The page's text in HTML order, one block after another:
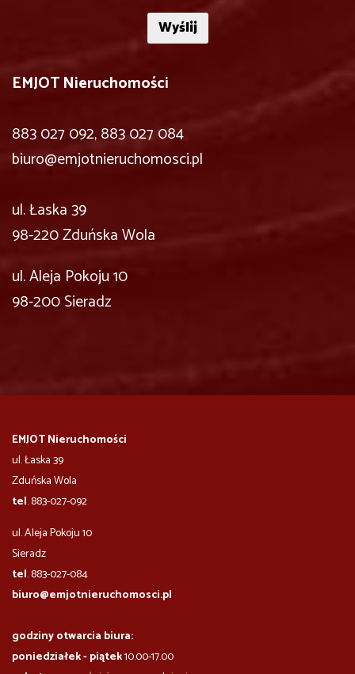
EMJOT Nieruchomości
883 027 092, 883 027 084
biuro@emjotnieruchomosci.pl
ul. Łaska 39
98-220 Zduńska Wola
ul. Aleja Pokoju 10
98-200 Sieradz
EMJOT Nieruchomości
ul. Łaska 39
Zduńska Wola
tel. 883-027-092
ul. Aleja Pokoju 10
​​​​​Sieradz
tel. 883-027-084
biuro@emjotnieruchomosci.pl
godziny otwarcia biura:
poniedziałek - piątek10.00-17.00